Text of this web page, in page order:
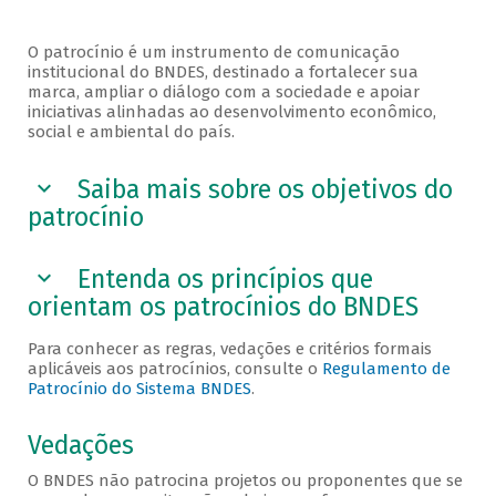
O patrocínio é um instrumento de comunicação
institucional do BNDES, destinado a fortalecer sua
marca, ampliar o diálogo com a sociedade e apoiar
iniciativas alinhadas ao desenvolvimento econômico,
social e ambiental do país.
Saiba mais sobre os objetivos do
patrocínio
Entenda os princípios que
orientam os patrocínios do BNDES
Para conhecer as regras, vedações e critérios formais
aplicáveis aos patrocínios, consulte o Regulamento de
Patrocínio do Sistema BNDES.
Vedações
O BNDES não patrocina projetos ou proponentes que se